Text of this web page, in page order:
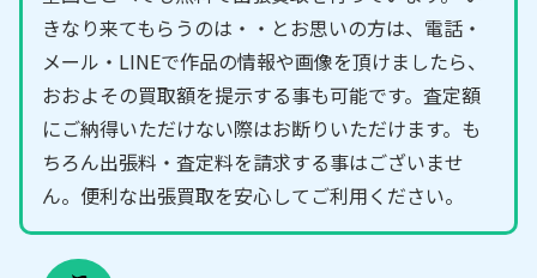
きなり来てもらうのは・・とお思いの方は、電話・
メール・LINEで作品の情報や画像を頂けましたら、
おおよその買取額を提示する事も可能です。査定額
にご納得いただけない際はお断りいただけます。も
ちろん出張料・査定料を請求する事はございませ
ん。便利な出張買取を安心してご利用ください。